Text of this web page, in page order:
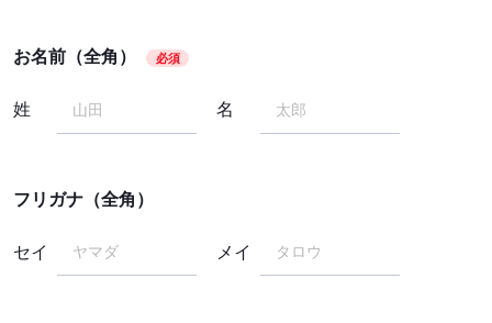
お名前（全角） 必須
姓 名
フリガナ（全角）
セイ メイ